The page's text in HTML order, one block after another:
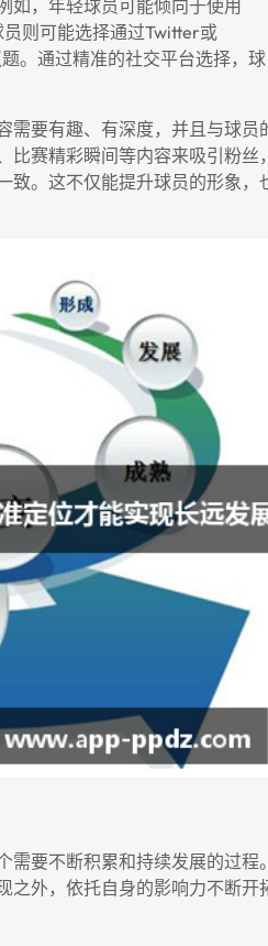
如，年轻球员可能倾向于使用
则可能选择通过Twitter或
。通过精准的社交平台选择，球
需要有趣、有深度，并且与球员
赛精彩瞬间等内容来吸引粉丝，
致。这不仅能提升球员的形象，
要不断积累和持续发展的过程。
之外，依托自身的影响力不断开